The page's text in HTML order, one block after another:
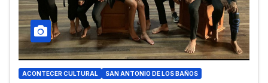
ACONTECER CULTURAL SAN ANTONIO DE LOS BAÑOS